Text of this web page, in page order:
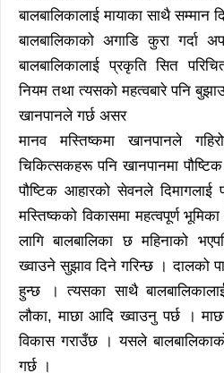
बालबालिकालाई मायाका साथै
बालबालिकाको अगाडि कुरा गर्दा
बालबालिकालाई प्रकृति सित
नियम तथा त्यसको महत्वबारे पनि
खानपानले गर्छ असर
मानव मस्तिष्कमा खानपानले
चिकित्सकहरू पनि खानपानमा
पौष्टिक आहारको सेवनले
मस्तिष्कको विकासमा महत्वपूर्ण भूमिका
लागि बालबालिका छ महिनाको
ख्वाउने सुझाव दिने गरिन्छ । दालको
हुन्छ । त्यसका साथै
लौका, माछा आदि ख्वाउनु पर्छ ।
विकास गराउँछ । यसले
गर्छ ।